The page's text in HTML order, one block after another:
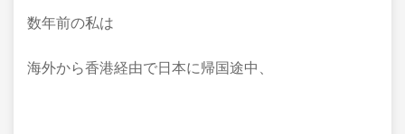
数年前の私は
海外から香港経由で日本に帰国途中、